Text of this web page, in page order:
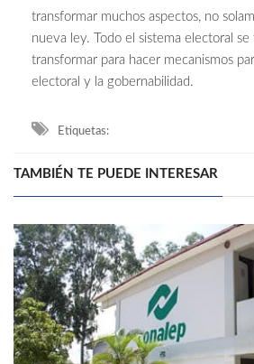
transformar muchos aspectos, no
nueva ley. Todo el sistema electoral
transformar para hacer mecanismos
electoral y la gobernabilidad.
Etiquetas:
TAMBIÉN TE PUEDE INTERESAR